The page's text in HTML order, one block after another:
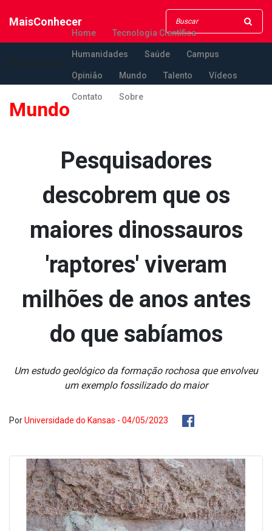
MaisConhecer
Home Tecnologia Científica
Humanidades Saúde Campus
Opinião Mundo Talento Vídeos
Contato Sobre
Mundo
Pesquisadores
descobrem que os
maiores dinossauros
'raptores' viveram
milhões de anos antes
do que sabíamos
Um estudo geológico da formação rochosa que envolveu
um exemplo fossilizado do maior
PorUniversidade do Kansas - 04/05/2023